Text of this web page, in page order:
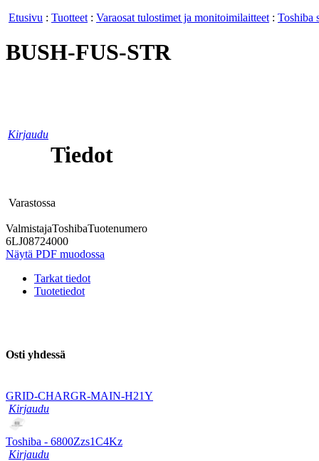
Etusivu : Tuotteet : Varaosat tulostimet ja monitoimilaitteet : Toshiba
BUSH-FUS-STR
Kirjaudu
Tiedot
Varastossa
ValmistajaToshibaTuotenumero
6LJ08724000
Näytä PDF muodossa
Tarkat tiedot
Tuotetiedot
Osti yhdessä
GRID-CHARGR-MAIN-H21Y
Kirjaudu
Toshiba - 6800Zzs1C4Kz
Kirjaudu